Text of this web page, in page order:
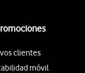
clientes
móvil